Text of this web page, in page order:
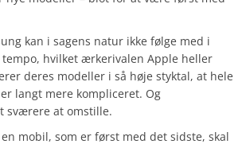
kan i sagens natur ikke følge med i
hvilket ærkerivalen Apple heller
deres modeller i så høje styktal, at hele
langt mere kompliceret. Og
sværere at omstille.
mobil, som er først med det sidste, skal